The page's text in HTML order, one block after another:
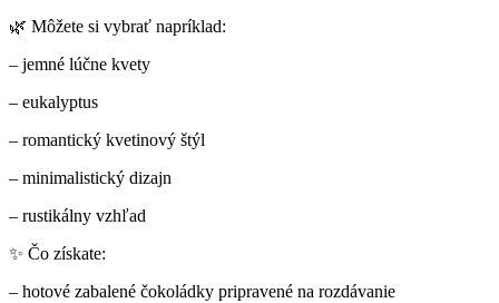
🌿 Môžete si vybrať napríklad:
– jemné lúčne kvety
– eukalyptus
– romantický kvetinový štýl
– minimalistický dizajn
– rustikálny vzhľad
✨ Čo získate:
– hotové zabalené čokoládky pripravené na rozdávanie